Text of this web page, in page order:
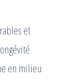
et
en milieu